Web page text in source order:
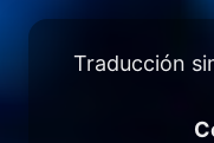
Traducción